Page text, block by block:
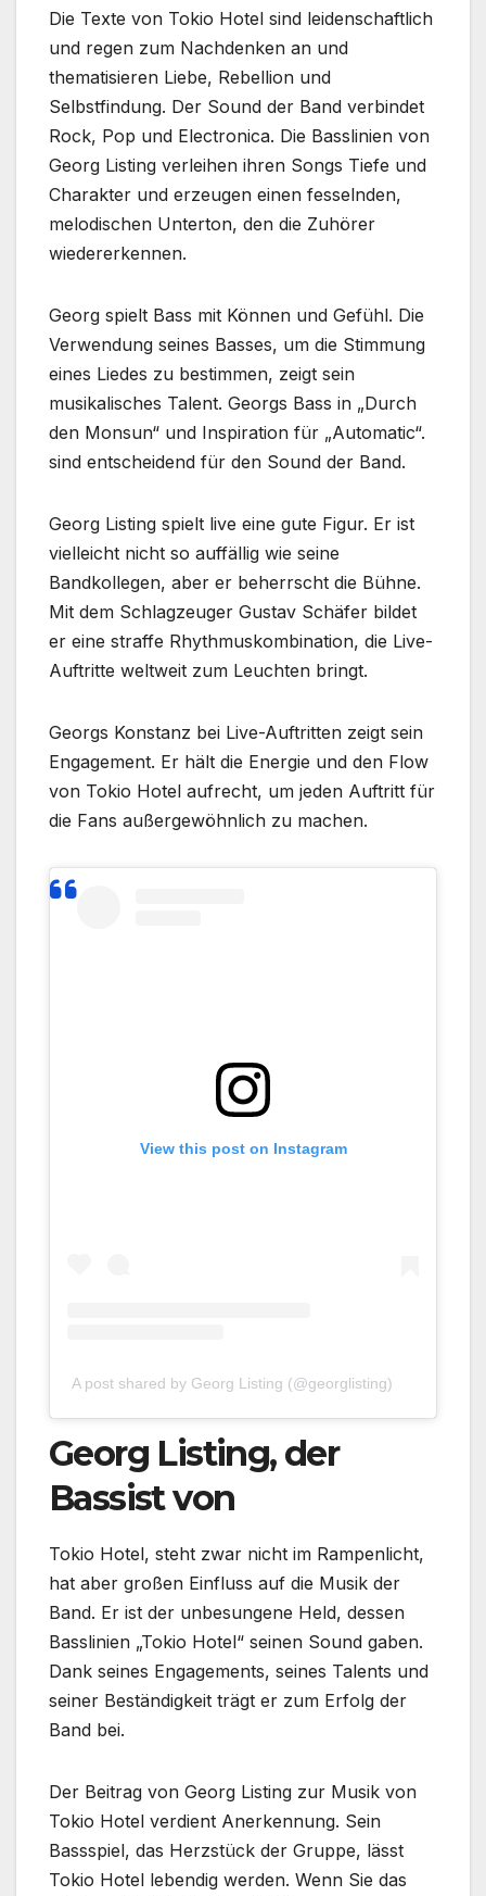
Die Texte von Tokio Hotel sind leidenschaftlich
und regen zum Nachdenken an und
thematisieren Liebe, Rebellion und
Selbstfindung. Der Sound der Band verbindet
Rock, Pop und Electronica. Die Basslinien von
Georg Listing verleihen ihren Songs Tiefe und
Charakter und erzeugen einen fesselnden,
melodischen Unterton, den die Zuhörer
wiedererkennen.
Georg spielt Bass mit Können und Gefühl. Die
Verwendung seines Basses, um die Stimmung
eines Liedes zu bestimmen, zeigt sein
musikalisches Talent. Georgs Bass in „Durch
den Monsun“ und Inspiration für „Automatic“.
sind entscheidend für den Sound der Band.
Georg Listing spielt live eine gute Figur. Er ist
vielleicht nicht so auffällig wie seine
Bandkollegen, aber er beherrscht die Bühne.
Mit dem Schlagzeuger Gustav Schäfer bildet
er eine straffe Rhythmuskombination, die Live-
Auftritte weltweit zum Leuchten bringt.
Georgs Konstanz bei Live-Auftritten zeigt sein
Engagement. Er hält die Energie und den Flow
von Tokio Hotel aufrecht, um jeden Auftritt für
die Fans außergewöhnlich zu machen.
View this post on Instagram
A post shared by Georg Listing (@georglisting)
Georg Listing, der
Bassist von
Tokio Hotel, steht zwar nicht im Rampenlicht,
hat aber großen Einfluss auf die Musik der
Band. Er ist der unbesungene Held, dessen
Basslinien „Tokio Hotel“ seinen Sound gaben.
Dank seines Engagements, seines Talents und
seiner Beständigkeit trägt er zum Erfolg der
Band bei.
Der Beitrag von Georg Listing zur Musik von
Tokio Hotel verdient Anerkennung. Sein
Bassspiel, das Herzstück der Gruppe, lässt
Tokio Hotel lebendig werden. Wenn Sie das